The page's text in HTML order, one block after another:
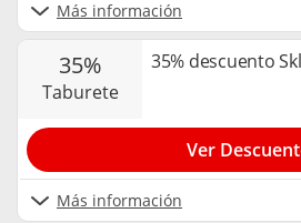
Más información
35%
taburete
35% descuento
Más información
Ver